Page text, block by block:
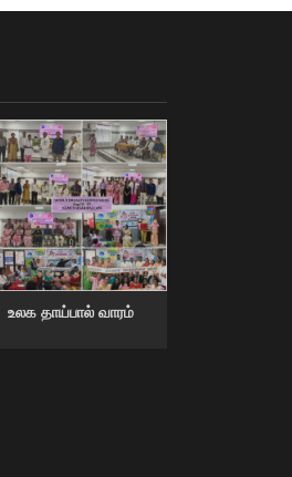
உலக தாய்பால் வாரம்